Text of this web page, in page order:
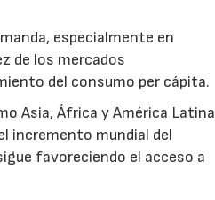
especialmente en
de los mercados
del consumo per cápita.
Asia, África y América Latina
incremento mundial del
favoreciendo el acceso a